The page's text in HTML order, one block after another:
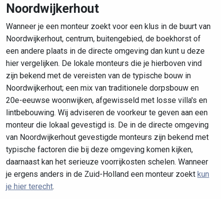
Noordwijkerhout
Wanneer je een monteur zoekt voor een klus in de buurt van
Noordwijkerhout, centrum, buitengebied, de boekhorst of
een andere plaats in de directe omgeving dan kunt u deze
hier vergelijken. De lokale monteurs die je hierboven vind
zijn bekend met de vereisten van de typische bouw in
Noordwijkerhout; een mix van traditionele dorpsbouw en
20e-eeuwse woonwijken, afgewisseld met losse villa's en
lintbebouwing. Wij adviseren de voorkeur te geven aan een
monteur die lokaal gevestigd is. De in de directe omgeving
van Noordwijkerhout gevestigde monteurs zijn bekend met
typische factoren die bij deze omgeving komen kijken,
daarnaast kan het serieuze voorrijkosten schelen. Wanneer
je ergens anders in de Zuid-Holland een monteur zoekt kun
je hier terecht.